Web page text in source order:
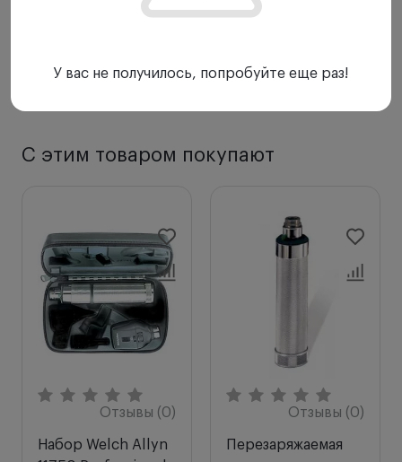
С этим товаром покупают
Отзывы (0)
Набор Welch Allyn
Отзывы (0)
Перезаряжаемая
У вас не получилось, попробуйте еще раз!